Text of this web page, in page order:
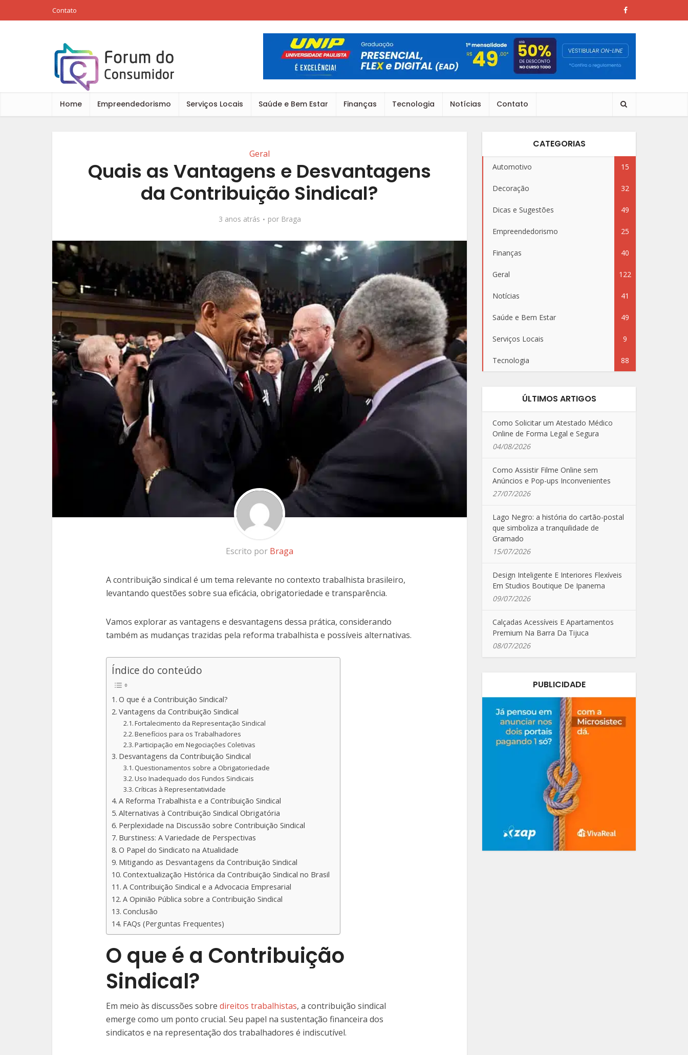
Contato
Home Empreendedorismo Serviços Locais Saúde e Bem Estar Finanças Tecnologia Notícias Contato
Geral
Quais as Vantagens e Desvantagens
da Contribuição Sindical?
3 anos atrás por Braga
Escrito por Braga
A contribuição sindical é um tema relevante no contexto trabalhista brasileiro,
levantando questões sobre sua eficácia, obrigatoriedade e transparência.
Vamos explorar as vantagens e desvantagens dessa prática, considerando
também as mudanças trazidas pela reforma trabalhista e possíveis alternativas.
Índice do conteúdo
O que é a Contribuição Sindical?
Vantagens da Contribuição Sindical
Fortalecimento da Representação Sindical
Benefícios para os Trabalhadores
Participação em Negociações Coletivas
Desvantagens da Contribuição Sindical
Questionamentos sobre a Obrigatoriedade
Uso Inadequado dos Fundos Sindicais
Críticas à Representatividade
A Reforma Trabalhista e a Contribuição Sindical
Alternativas à Contribuição Sindical Obrigatória
Perplexidade na Discussão sobre Contribuição Sindical
Burstiness: A Variedade de Perspectivas
O Papel do Sindicato na Atualidade
Mitigando as Desvantagens da Contribuição Sindical
Contextualização Histórica da Contribuição Sindical no Brasil
A Contribuição Sindical e a Advocacia Empresarial
A Opinião Pública sobre a Contribuição Sindical
Conclusão
FAQs (Perguntas Frequentes)
O que é a Contribuição
Sindical?
Em meio às discussões sobre direitos trabalhistas, a contribuição sindical
emerge como um ponto crucial. Seu papel na sustentação financeira dos
sindicatos e na representação dos trabalhadores é indiscutível.
CATEGORIAS
Automotivo 15
Decoração 32
Dicas e Sugestões 49
Empreendedorismo 25
Finanças 40
Geral 122
Notícias 41
Saúde e Bem Estar 49
Serviços Locais 9
Tecnologia 88
ÚLTIMOS ARTIGOS
Como Solicitar um Atestado Médico
Online de Forma Legal e Segura
04/08/2026
Como Assistir Filme Online sem
Anúncios e Pop-ups Inconvenientes
27/07/2026
Lago Negro: a história do cartão-postal
que simboliza a tranquilidade de
Gramado
15/07/2026
Design Inteligente E Interiores Flexíveis
Em Studios Boutique De Ipanema
09/07/2026
Calçadas Acessíveis E Apartamentos
Premium Na Barra Da Tijuca
08/07/2026
PUBLICIDADE